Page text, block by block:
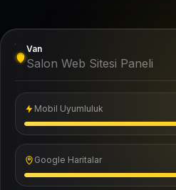
Van
Salon Web Sitesi Paneli
Mobil Uyumluluk
Google Haritalar